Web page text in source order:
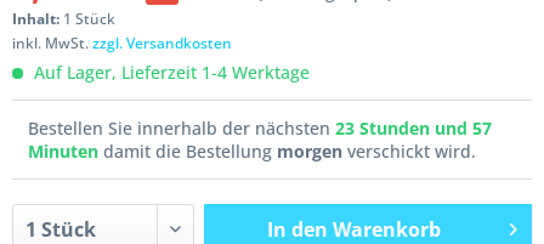
Inhalt: 1 Stück
inkl. MwSt.zzgl. Versandkosten
Auf Lager, Lieferzeit 1-4 Werktage
Bestellen Sie innerhalb der nächsten 23 Stunden und 57
Minuten damit die Bestellung morgen verschickt wird.
In den Warenkorb